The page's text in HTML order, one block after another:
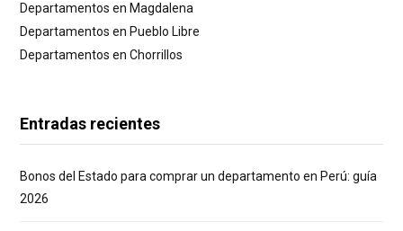
Departamentos en Magdalena
Departamentos en Pueblo Libre
Departamentos en Chorrillos
Entradas recientes
Bonos del Estado para comprar un departamento en Perú: guía
2026